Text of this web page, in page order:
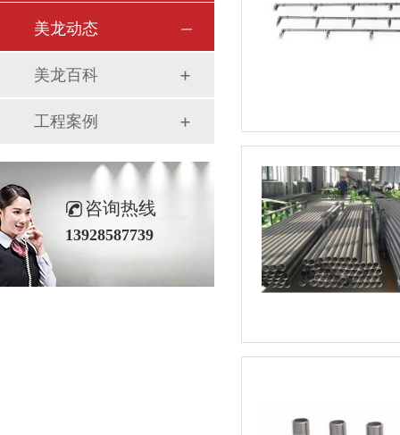
美龙动态
美龙百科
工程案例
咨询热线
13928587739